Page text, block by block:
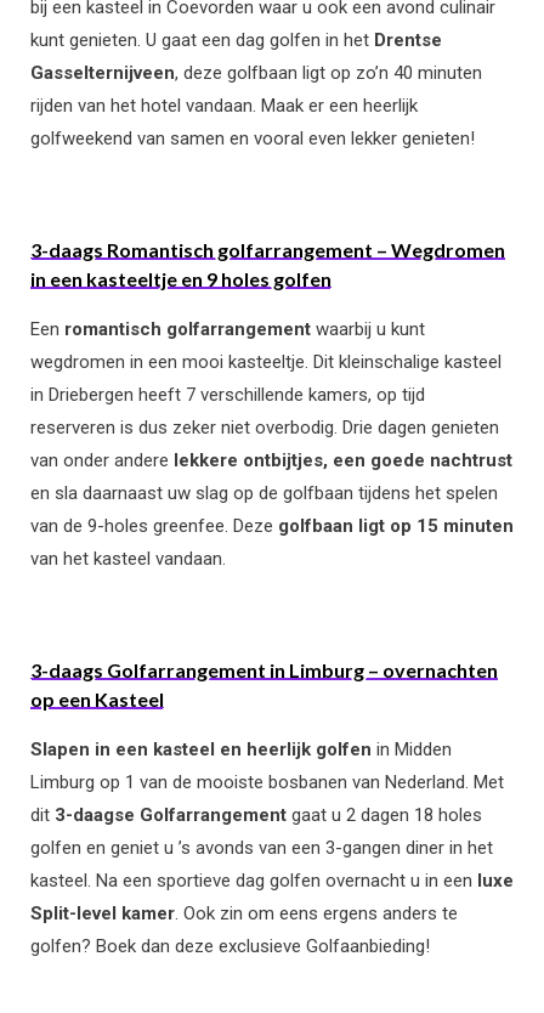
bij een kasteel in Coevorden waar u ook een avond culinair
kunt genieten. U gaat een dag golfen in het Drentse
Gasselternijveen, deze golfbaan ligt op zo’n 40 minuten
rijden van het hotel vandaan. Maak er een heerlijk
golfweekend van samen en vooral even lekker genieten!
3-daags Romantisch golfarrangement – Wegdromen
in een kasteeltje en 9 holes golfen
Een romantisch golfarrangement waarbij u kunt
wegdromen in een mooi kasteeltje. Dit kleinschalige kasteel
in Driebergen heeft 7 verschillende kamers, op tijd
reserveren is dus zeker niet overbodig. Drie dagen genieten
van onder andere lekkere ontbijtjes, een goede nachtrust
en sla daarnaast uw slag op de golfbaan tijdens het spelen
van de 9-holes greenfee. Deze golfbaan ligt op 15 minuten
van het kasteel vandaan.
3-daags Golfarrangement in Limburg – overnachten
op een Kasteel
Slapen in een kasteel en heerlijk golfen in Midden
Limburg op 1 van de mooiste bosbanen van Nederland. Met
dit 3-daagse Golfarrangement gaat u 2 dagen 18 holes
golfen en geniet u ’s avonds van een 3-gangen diner in het
kasteel. Na een sportieve dag golfen overnacht u in een luxe
Split-level kamer. Ook zin om eens ergens anders te
golfen? Boek dan deze exclusieve Golfaanbieding!